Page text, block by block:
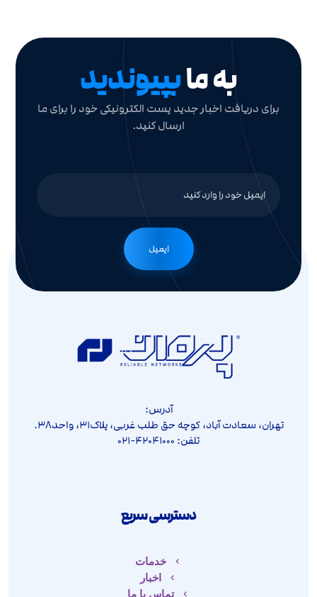
به مابپیوندید
برای دریافت اخبار جدید پست الکترونیکی خود را برای ما
ارسال کنید.
ایمیل
آدرس:
تهران، سعادت آباد، کوچه حق طلب غربی، پلاک۳۱، واحد۳۸.
تلفن: ۴۲۰۴۱۰۰۰-۰۲۱
دسترسی سریع
خدمات
اخبار
تماس با ما